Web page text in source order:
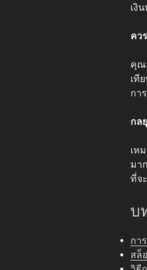
เงิ
คว
คุณ
เที
กา
กล
เห
มา
ที่จ
บ
กา
สล็